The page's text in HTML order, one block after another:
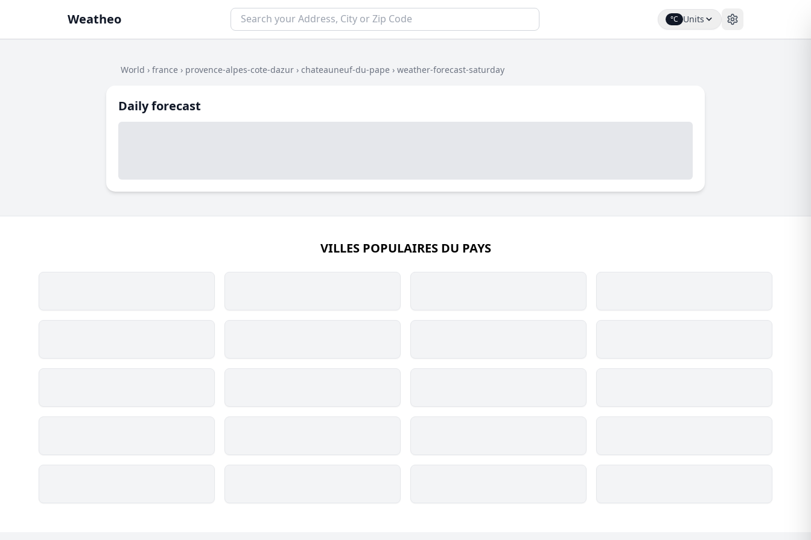
Weatheo °C Units
World › france › provence-alpes-cote-dazur › chateauneuf-du-pape › weather-forecast-saturday
Daily forecast
VILLES POPULAIRES DU PAYS